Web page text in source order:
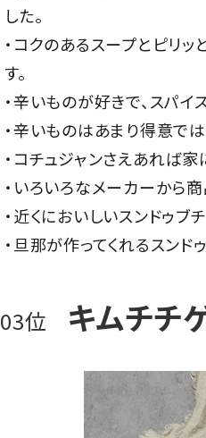
した。
・コクのあるスープとピリ
す。
・辛いものが好きで、スパイ
・辛いものはあまり得意で
・コチュジャンさえあれば
・いろいろなメーカーから
・近くにおいしいスンドゥブ
・旦那が作ってくれるスンド
03位 キムチチ